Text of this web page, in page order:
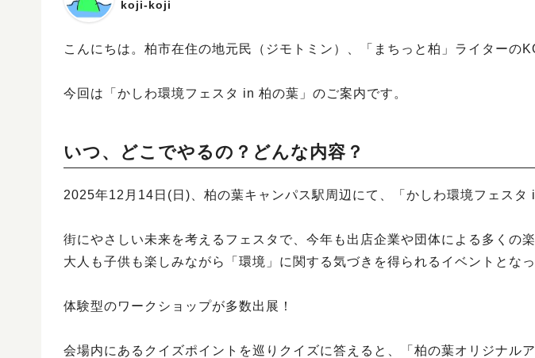
koji-koji
こんにちは。柏市在住の地元民（ジモトミン）、「まちっと柏」ライターの
今回は「かしわ環境フェスタ in 柏の葉」のご案内です。
いつ、どこでやるの？どんな内容？
2025年12月14日(日)、柏の葉キャンパス駅周辺にて、「かしわ環境フェスタ
街にやさしい未来を考えるフェスタで、今年も出店企業や団体による多くの
大人も子供も楽しみながら「環境」に関する気づきを得られるイベントとなっ
体験型のワークショップが多数出展！
会場内にあるクイズポイントを巡りクイズに答えると、「柏の葉オリジナル